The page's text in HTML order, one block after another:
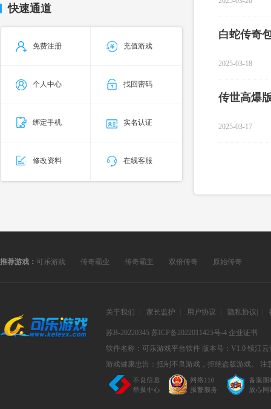
快速通道
免费注册 充值游戏
个人中心 找回密码
绑定手机 实名认证
修改资料 在线客服
白蛇传奇
2025-03-18
传世高爆
2025-03-17
推荐游戏： 可乐游戏 传奇霸业 传奇霸主 双倍传奇 原始传奇
关于我们 家长监护 用户协议 隐私协议|
苏B-20220345 苏ICP备2022011425号-4 企业证书
软件名称：可乐游戏平台软件 版本号：V1.0 镇江云
游戏健康忠告：抵制不良游戏，拒绝盗版游戏。